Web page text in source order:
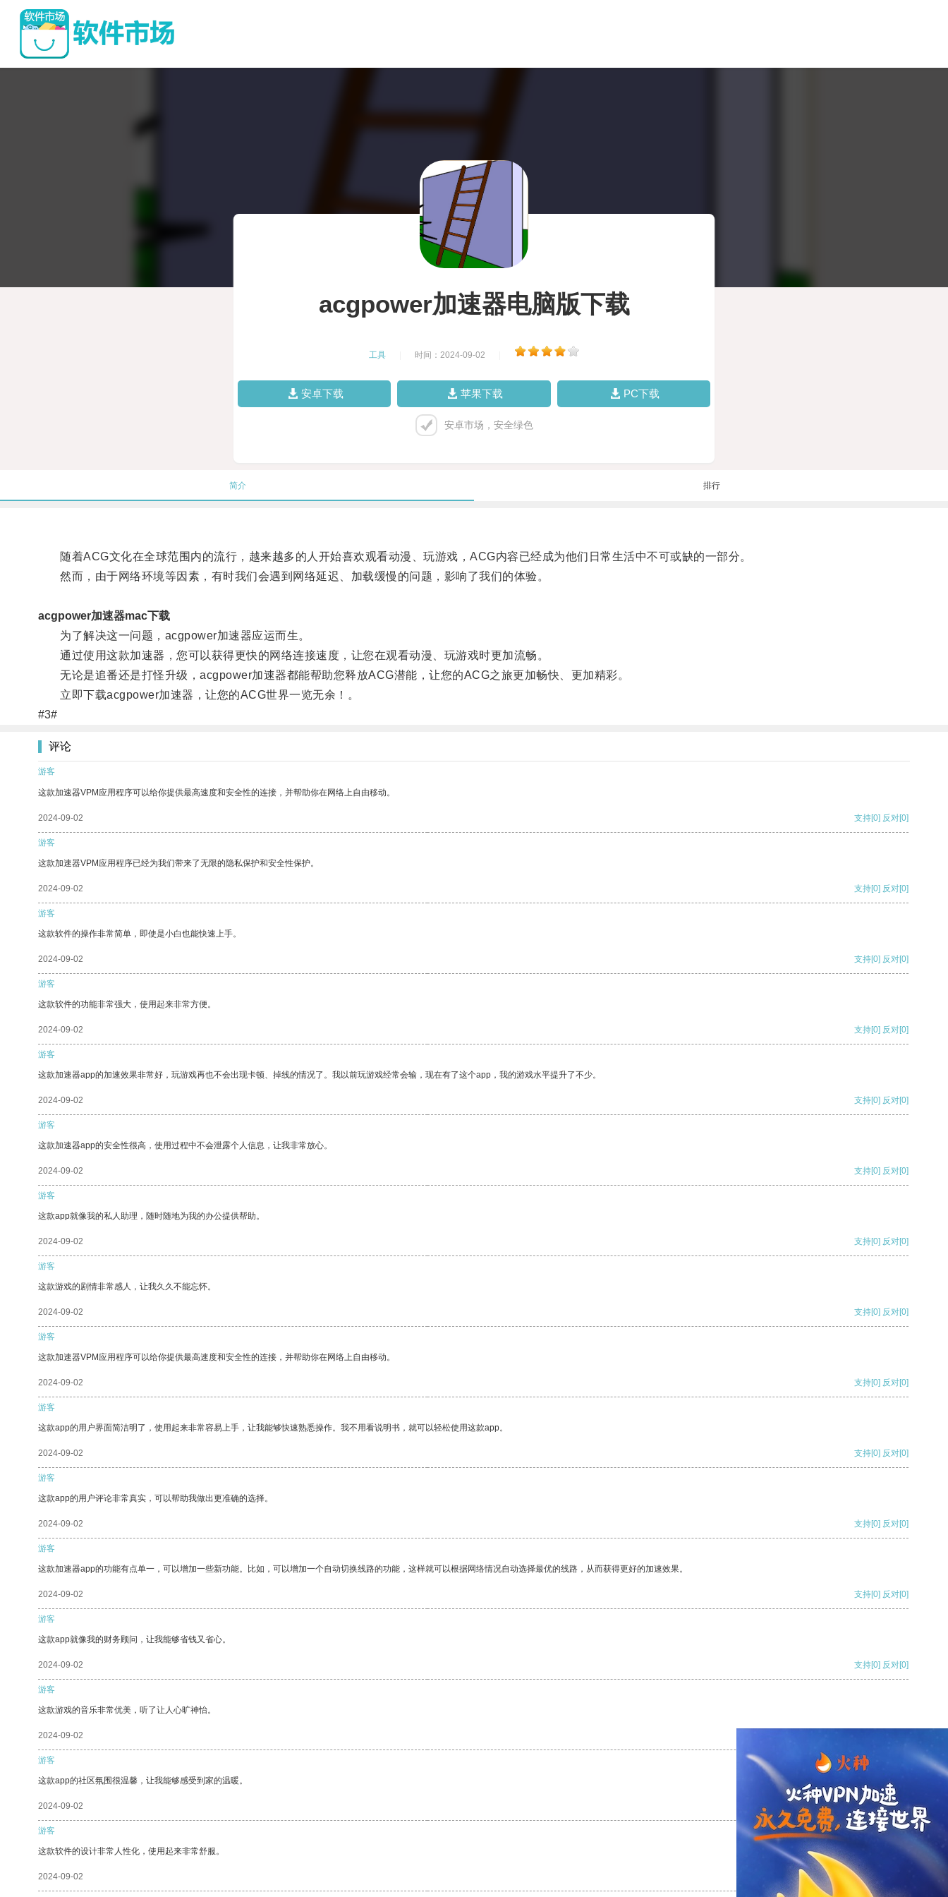
acgpower加速器电脑版下载
工具 时间：2024-09-02
安卓下载 苹果下载 PC下载
安卓市场，安全绿色
简介 排行
随着ACG文化在全球范围内的流行，越来越多的人开始喜欢观看动漫、玩游戏，ACG内容已经成为他们日常生活中不可或缺的一部分。
然而，由于网络环境等因素，有时我们会遇到网络延迟、加载缓慢的问题，影响了我们的体验。
acgpower加速器mac下载
为了解决这一问题，acgpower加速器应运而生。
通过使用这款加速器，您可以获得更快的网络连接速度，让您在观看动漫、玩游戏时更加流畅。
无论是追番还是打怪升级，acgpower加速器都能帮助您释放ACG潜能，让您的ACG之旅更加畅快、更加精彩。
立即下载acgpower加速器，让您的ACG世界一览无余！。
#3#
评论
游客
这款加速器VPM应用程序可以给你提供最高速度和安全性的连接，并帮助你在网络上自由移动。
2024-09-02 支持[0] 反对[0]
游客
这款加速器VPM应用程序已经为我们带来了无限的隐私保护和安全性保护。
2024-09-02 支持[0] 反对[0]
游客
这款软件的操作非常简单，即使是小白也能快速上手。
2024-09-02 支持[0] 反对[0]
游客
这款软件的功能非常强大，使用起来非常方便。
2024-09-02 支持[0] 反对[0]
游客
这款加速器app的加速效果非常好，玩游戏再也不会出现卡顿、掉线的情况了。我以前玩游戏经常会输，现在有了这个app，我的游戏水平提升了不少。
2024-09-02 支持[0] 反对[0]
游客
这款加速器app的安全性很高，使用过程中不会泄露个人信息，让我非常放心。
2024-09-02 支持[0] 反对[0]
游客
这款app就像我的私人助理，随时随地为我的办公提供帮助。
2024-09-02 支持[0] 反对[0]
游客
这款游戏的剧情非常感人，让我久久不能忘怀。
2024-09-02 支持[0] 反对[0]
游客
这款加速器VPM应用程序可以给你提供最高速度和安全性的连接，并帮助你在网络上自由移动。
2024-09-02 支持[0] 反对[0]
游客
这款app的用户界面简洁明了，使用起来非常容易上手，让我能够快速熟悉操作。我不用看说明书，就可以轻松使用这款app。
2024-09-02 支持[0] 反对[0]
游客
这款app的用户评论非常真实，可以帮助我做出更准确的选择。
2024-09-02 支持[0] 反对[0]
游客
这款加速器app的功能有点单一，可以增加一些新功能。比如，可以增加一个自动切换线路的功能，这样就可以根据网络情况自动选择最优的线路，从而获得更好的加速效果。
2024-09-02 支持[0] 反对[0]
游客
这款app就像我的财务顾问，让我能够省钱又省心。
2024-09-02 支持[0] 反对[0]
游客
这款游戏的音乐非常优美，听了让人心旷神怡。
2024-09-02
游客
这款app的社区氛围很温馨，让我能够感受到家的温暖。
2024-09-02 支持 [0] 反对 [0]
游客
这款软件的设计非常人性化，使用起来非常舒服。
2024-09-02 支持